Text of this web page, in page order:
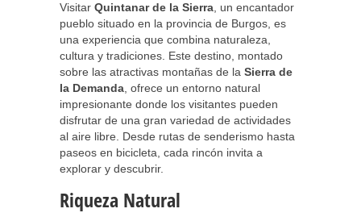
Visitar Quintanar de la Sierra , un encantador
pueblo situado en la provincia de Burgos, es
una experiencia que combina naturaleza,
cultura y tradiciones. Este destino, montado
sobre las atractivas montañas de la Sierra de
la Demanda , ofrece un entorno natural
impresionante donde los visitantes pueden
disfrutar de una gran variedad de actividades
al aire libre. Desde rutas de senderismo hasta
paseos en bicicleta, cada rincón invita a
explorar y descubrir.
Riqueza Natural